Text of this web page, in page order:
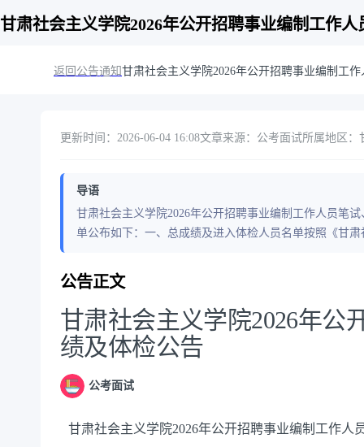
甘肃社会主义学院2026年公开招聘事业编制工作
返回公告通知甘肃社会主义学院2026年公开招聘事业编制工
更新时间：2026-06-04 16:08文章来源：公考面试所属地区：
导语
甘肃社会主义学院2026年公开招聘事业编制工作人员笔
单公布如下：一、总成绩及进入体检人员名单按照《甘
公告正文
甘肃社会主义学院2026年公
绩及体检公告
公考面试
甘肃社会主义学院2026年公开招聘事业编制工作